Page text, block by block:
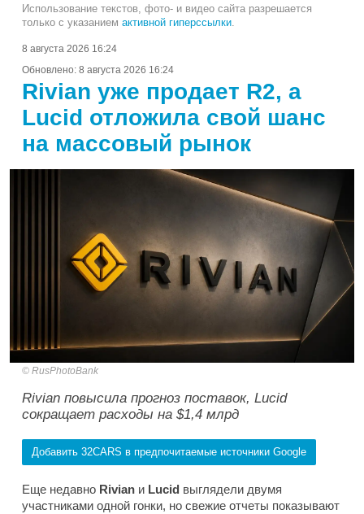
Использование текстов, фото- и видео сайта разрешается
только с указанием активной гиперссылки.
8 августа 2026 16:24
Обновлено: 8 августа 2026 16:24
Rivian уже продает R2, а
Lucid отложила свой шанс
на массовый рынок
RusPhotoBank
Rivian повысила прогноз поставок, Lucid
сокращает расходы на $1,4 млрд
Добавить 32CARS в предпочитаемые источники Google
Еще недавно Rivian и Lucid выглядели двумя
участниками одной гонки, но свежие отчеты показывают